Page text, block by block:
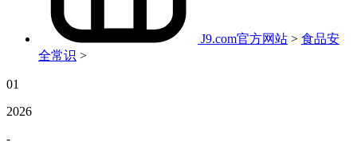
J9.com官方网站 > 食品安
全常识 >
01
2026
-